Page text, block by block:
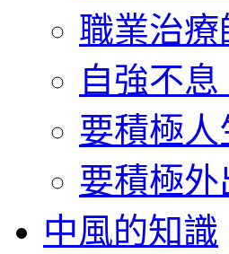
職業治療
自強不
要積極人
要積極
中風的知識